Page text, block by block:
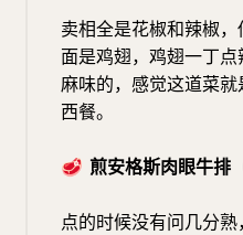
卖相全是花椒和辣椒
面是鸡翅，鸡翅一丁
麻味的，感觉这道菜
西餐。
🥩 煎安格斯肉眼牛排
点的时候没有问几分